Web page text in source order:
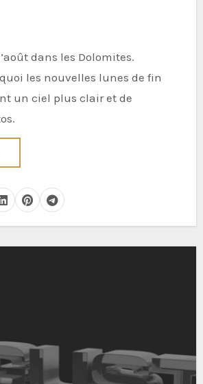
et pourquoi les
de fin
offrent des clichés
plus nets
les nouvelles lunes de fin
un ciel plus clair et de